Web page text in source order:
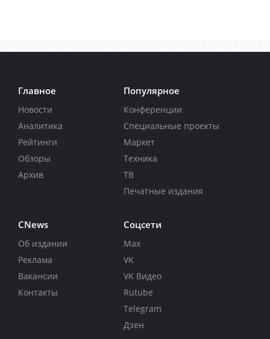
Главное
Новости
Аналитика
Рейтинги
Обзоры
Архив
Популярное
Конференции
Специальные проекты
Маркет
Техника
ТВ
Печатные издания
CNews
Об издании
Реклама
Вакансии
Контакты
Соцсети
Max
VK
VK Видео
Rutube
Telegram
Дзен